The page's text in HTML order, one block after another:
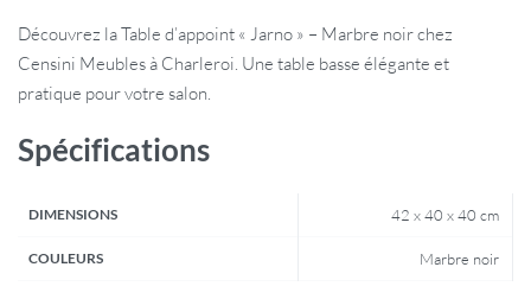
Découvrez la Table d’appoint « Jarno » – Marbre noir chez
Censini Meubles à Charleroi. Une table basse élégante et
pratique pour votre salon.
Spécifications
DIMENSIONS 42 x 40 x 40 cm
COULEURS Marbre noir